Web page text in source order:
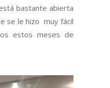
bastante abierta
se le hizo muy fácil
estos meses de